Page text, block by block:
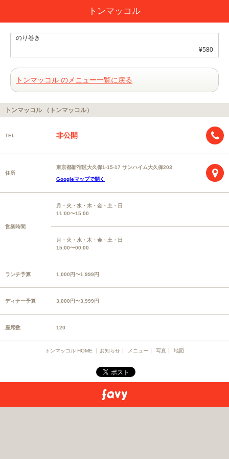
トンマッコル
のり巻き
¥580
トンマッコル のメニュー一覧に戻る
トンマッコル （トンマッコル）
TEL 非公開
住所
東京都新宿区大久保1-15-17 サンハイム大久保203
Googleマップで開く
営業時間
月・火・水・木・金・土・日
11:00〜15:00
月・火・水・木・金・土・日
15:00〜00:00
ランチ予算 1,000円〜1,999円
ディナー予算 3,000円〜3,999円
座席数 120
トンマッコル HOME お知らせ メニュー 写真 地図